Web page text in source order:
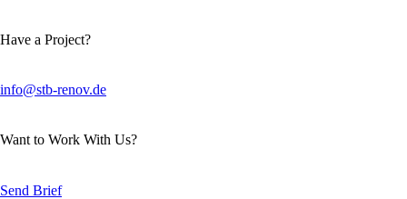
Have a Project?
info@stb-renov.de
Want to Work With Us?
Send Brief